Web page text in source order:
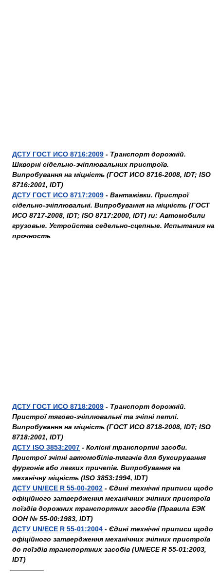
ДСТУ ГОСТ ИСО 8716:2009 - Транспорт дорожній.
Шкворні сідельно-зчіплювальних пристроїв.
Випробування на міцність (ГОСТ ИСО 8716-2008, IDT; ISO
8716:2001, IDT)
ДСТУ ГОСТ ИСО 8717:2009 - Вантажівки. Пристрої
сідельно-зчіплювальні. Випробування на міцність (ГОСТ
ИСО 8717-2008, IDT; ISO 8717:2000, IDT) ru: Автомобили
грузовые. Устройства седельно-сцепные. Испытания на
прочность
ДСТУ ГОСТ ИСО 8718:2009 - Транспорт дорожній.
Пристрої тягово-зчіплювальні та зчіпні петлі.
Випробування на міцність (ГОСТ ИСО 8718-2008, IDT; ISO
8718:2001, IDT)
ДСТУ ISO 3853:2007 - Колісні транспортні засоби.
Пристрої зчіпні автомобілів-тягачів для буксирування
фургонів або легких причепів. Випробування на
механічну міцність (ISO 3853:1994, IDT)
ДСТУ UN/ECE R 55-00-2002 - Єдині технічні приписи щодо
офіційного затвердження механічних зчіпних пристроїв
поїздів дорожних транспортних засобів (Правила ЕЭК
ООН № 55-00:1983, IDT)
ДСТУ UN/ECE R 55-01:2004 - Єдині технічні приписи щодо
офіційного затвердження механічних зчіпних пристроїв
до поїздів транспортних засобів (UN/ECE R 55-01:2003,
IDT)
—————